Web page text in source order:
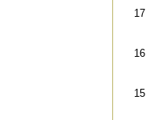
15
16
17